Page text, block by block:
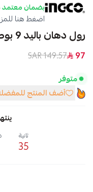
بضمان معتمد
اضغط هنا
رول دهان باليد 9 بوصة
97
149.57 SAR
متوفر
أضف المنتج
34
ثانية